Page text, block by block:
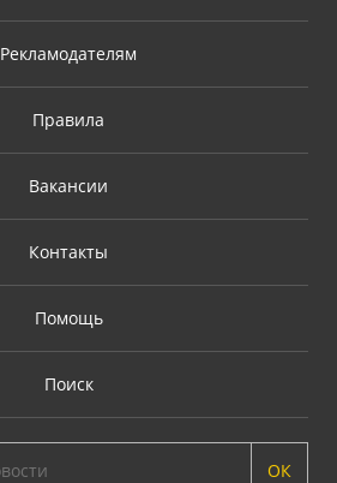
Рекламодателям
Правила
Вакансии
Контакты
Помощь
Поиск
ОК